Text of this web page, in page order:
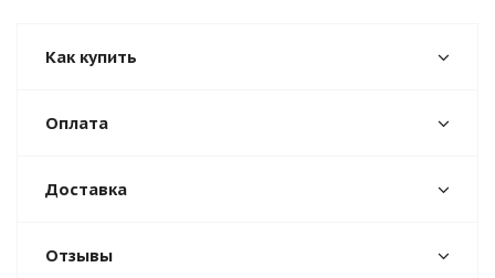
Как купить
Оплата
Доставка
Отзывы